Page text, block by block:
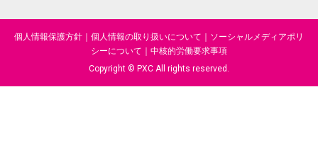
個人情報保護方針 個人情報の取り扱いについて
ソーシャルメディアポリ
シーについて
中核的労働要求事項
Copyright © PXC All rights reserved.